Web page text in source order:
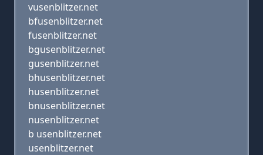
vusenblitzer.net
bfusenblitzer.net
fusenblitzer.net
bgusenblitzer.net
gusenblitzer.net
bhusenblitzer.net
husenblitzer.net
bnusenblitzer.net
nusenblitzer.net
b usenblitzer.net
usenblitzer.net